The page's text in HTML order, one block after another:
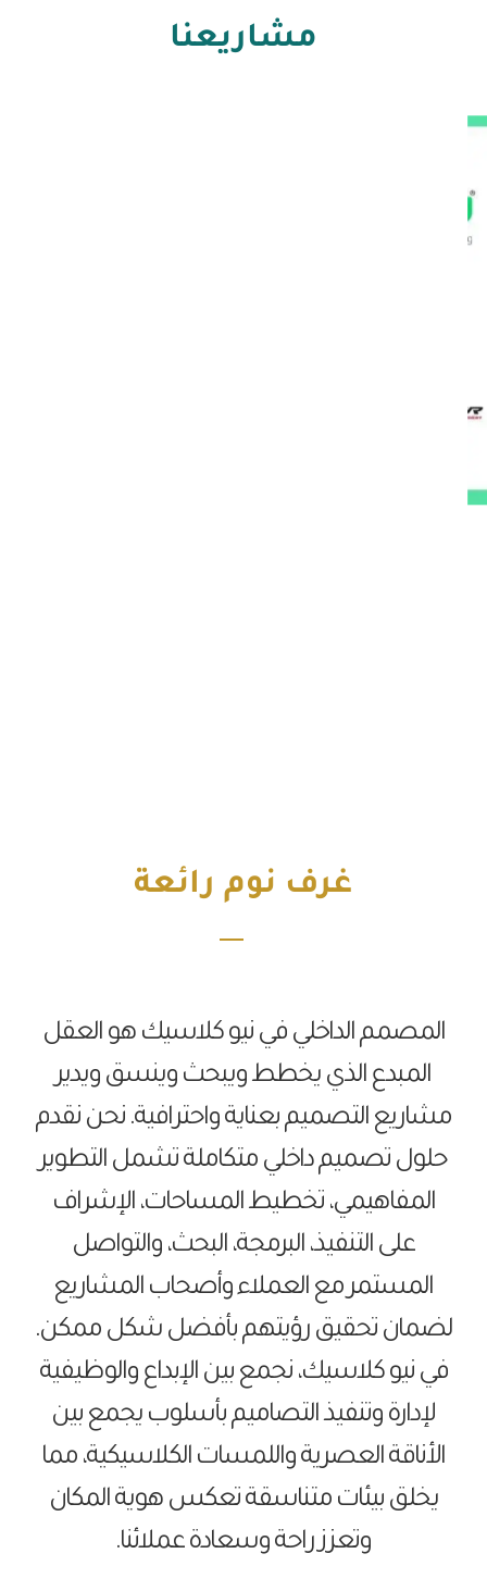
مشاريعنا
غرف نوم رائعة
المصمم الداخلي في نيو كلاسيك هو العقل
المبدع الذي يخطط ويبحث وينسق ويدير
مشاريع التصميم بعناية واحترافية. نحن نقدم
حلول تصميم داخلي متكاملة تشمل التطوير
المفاهيمي، تخطيط المساحات، الإشراف
على التنفيذ، البرمجة، البحث، والتواصل
المستمر مع العملاء وأصحاب المشاريع
لضمان تحقيق رؤيتهم بأفضل شكل ممكن.
في نيو كلاسيك، نجمع بين الإبداع والوظيفية
لإدارة وتنفيذ التصاميم بأسلوب يجمع بين
الأناقة العصرية واللمسات الكلاسيكية، مما
يخلق بيئات متناسقة تعكس هوية المكان
وتعزز راحة وسعادة عملائنا.